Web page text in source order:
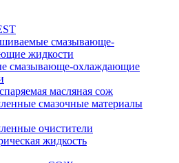
смазывающе-
жидкости
смазывающе-охлаждающие
масляная сож
смазочные материалы
очистители
жидкость